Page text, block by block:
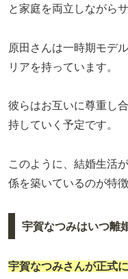
と家庭を両立しながら
原田さんは一時期モデ
リアを持っています。
彼らはお互いに尊重し
持していく予定です。
このように、結婚生活
係を築いているのが特
宇賀なつみはいつ離
宇賀なつみさんが正式